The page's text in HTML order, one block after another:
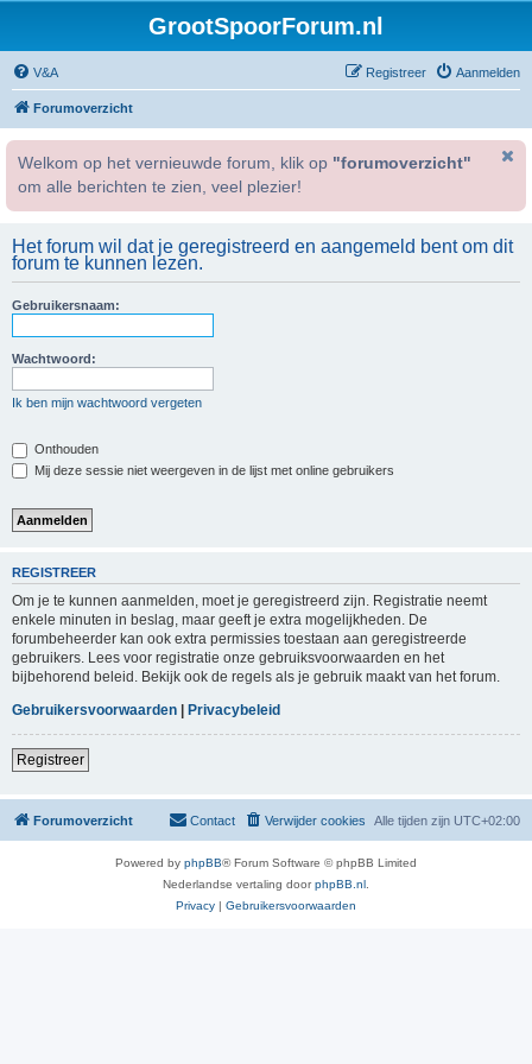
GrootSpoorForum.nl
V&A Aanmelden
Registreer
Forumoverzicht
Welkom op het vernieuwde forum, klik op "forumoverzicht"
om alle berichten te zien, veel plezier!
Het forum wil dat je geregistreerd en aangemeld bent om dit
forum te kunnen lezen.
Gebruikersnaam:
Wachtwoord:
Ik ben mijn wachtwoord vergeten
Onthouden
Mij deze sessie niet weergeven in de lijst met online gebruikers
REGISTREER
Om je te kunnen aanmelden, moet je geregistreerd zijn. Registratie neemt
enkele minuten in beslag, maar geeft je extra mogelijkheden. De
forumbeheerder kan ook extra permissies toestaan aan geregistreerde
gebruikers. Lees voor registratie onze gebruiksvoorwaarden en het
bijbehorend beleid. Bekijk ook de regels als je gebruik maakt van het forum.
Gebruikersvoorwaarden | Privacybeleid
Registreer
Forumoverzicht Alle tijden zijn UTC+02:00
Verwijder cookies
Contact
Powered by phpBB® Forum Software © phpBB Limited
Nederlandse vertaling doorphpBB.nl
Privacy | Gebruikersvoorwaarden